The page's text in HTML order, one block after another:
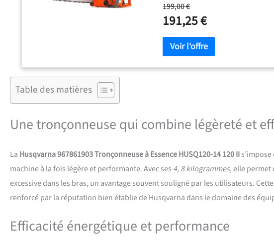
sans effort. Filtre à air centrifuge Air
qu'elles n'atteignent le filtre à air,
adaptée à l'élagage, à l'ébranchage
moyenne taille.
199,00 €
191,25 €
Table des matières
Une tronçonneuse qui combine légèreté et
La Husqvarna 967861903 Tronçonneuse à Essence HUSQ120-14 120 II
machine à la fois légère et performante. Avec ses 4, 8 kilogrammes, elle permet
excessive dans les bras, un avantage souvent souligné par les utilisateurs.
renforcé par la réputation bien établie de Husqvarna dans le domaine des
Efficacité énergétique et performance